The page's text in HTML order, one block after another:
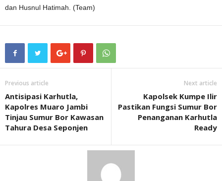
dan Husnul Hatimah. (Team)
Previous article
Antisipasi Karhutla,
Kapolres Muaro Jambi
Tinjau Sumur Bor Kawasan
Tahura Desa Seponjen
Next article
Kapolsek Kumpe Ilir
Pastikan Fungsi Sumur Bor
Penanganan Karhutla
Ready